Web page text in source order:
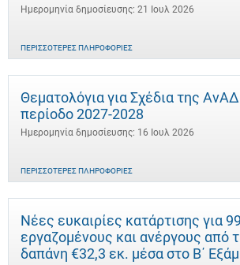
Ημερομηνία δημοσίευσης: 21 Ιουλ 2026
ΠΕΡΙΣΣΌΤΕΡΕΣ ΠΛΗΡΟΦΟΡΊΕΣ
Θεματολόγια για Σχέδια της ΑνΑΔ
περίοδο 2027-2028
Ημερομηνία δημοσίευσης: 16 Ιουλ 2026
ΠΕΡΙΣΣΌΤΕΡΕΣ ΠΛΗΡΟΦΟΡΊΕΣ
Νέες ευκαιρίες κατάρτισης για
εργαζομένους και ανέργους από
δαπάνη €32,3 εκ. μέσα στο Β΄